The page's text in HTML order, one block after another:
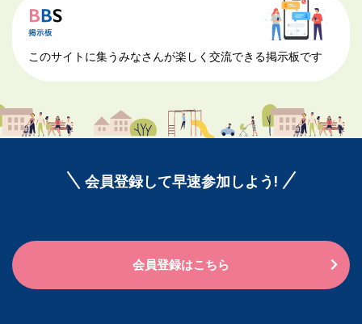
このサイトに集うみなさんが楽しく交流できる掲示板です
会員登録して早速参加しよう!
会員登録はこちら